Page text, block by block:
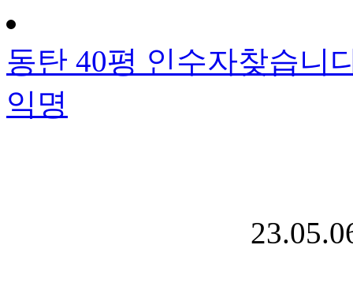
동탄 40평 인수자찾습니
익명